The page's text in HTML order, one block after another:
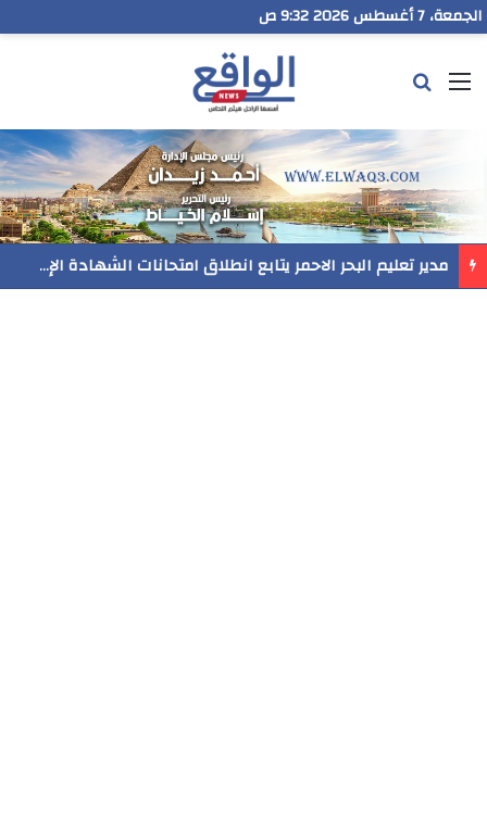
الجمعة، 7 أغسطس 2026 9:32 ص
القائمة
مدير تعليم البحر الاحمر يتابع انطلاق امتحانات الشهادة الإعدادية ويؤكد: الانضباط